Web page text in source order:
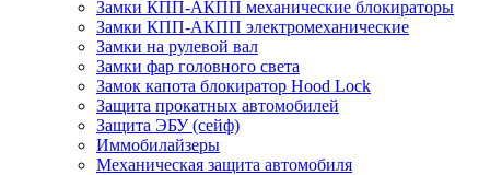
Замки КПП-АКПП механические блокираторы
Замки КПП-АКПП электромеханические
Замки на рулевой вал
Замки фар головного света
Замок капота блокиратор Hood Lock
Защита прокатных автомобилей
Защита ЭБУ (сейф)
Иммобилайзеры
Механическая защита автомобиля